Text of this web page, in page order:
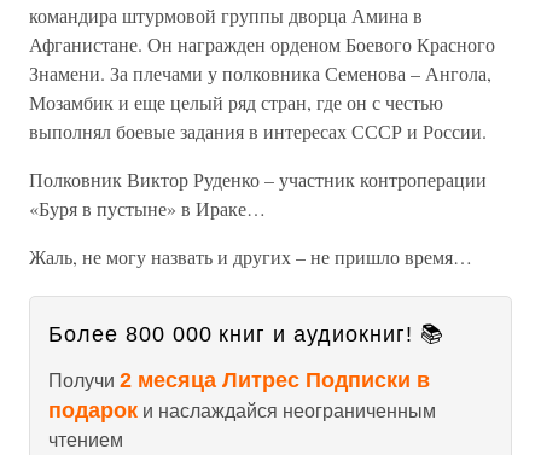
командира штурмовой группы дворца Амина в
Афганистане. Он награжден орденом Боевого Красного
Знамени. За плечами у полковника Семенова – Ангола,
Мозамбик и еще целый ряд стран, где он с честью
выполнял боевые задания в интересах СССР и России.
Полковник Виктор Руденко – участник контроперации
«Буря в пустыне» в Ираке…
Жаль, не могу назвать и других – не пришло время…
Более 800 000 книг и аудиокниг! 📚
Получи 2 месяца Литрес Подписки в
подарок и наслаждайся неограниченным
чтением